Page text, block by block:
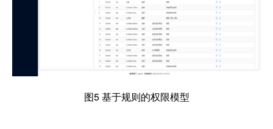
图5 基于规则的权限模型